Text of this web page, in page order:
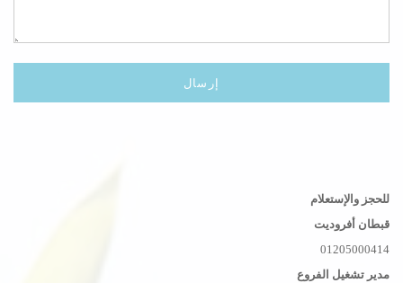
للحجز والإستعلام
قبطان أفروديت
01205000414
مدير تشغيل الفروع